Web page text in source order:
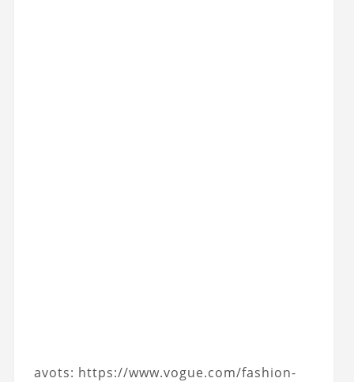
avots: https://www.vogue.com/fashion-